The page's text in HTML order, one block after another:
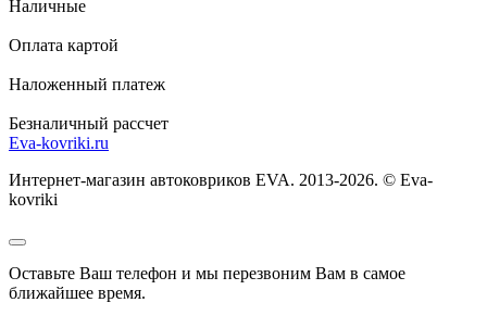
Наличные
Оплата картой
Наложенный платеж
Безналичный рассчет
Eva-kovriki.ru
Интернет-магазин автоковриков EVA. 2013-2026. © Eva-
kovriki
Оставьте Ваш телефон и мы перезвоним Вам в самое
ближайшее время.